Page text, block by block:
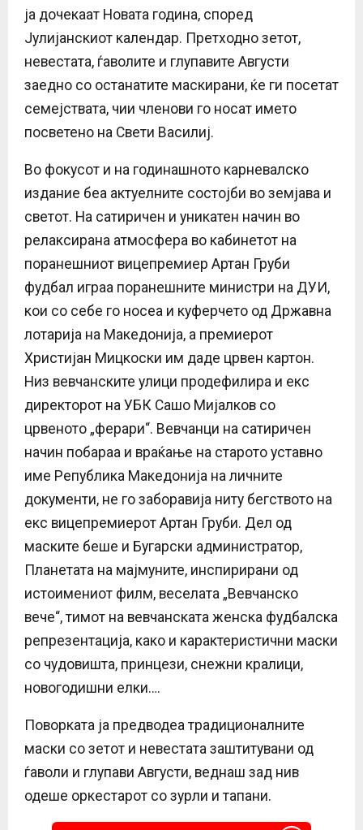
ја дочекаат Новата година, според
Јулијанскиот календар. Претходно зетот,
невестата, ѓаволите и глупавите Августи
заедно со останатите маскирани, ќе ги посетат
семејствата, чии членови го носат името
посветено на Свети Василиј.
Во фокусот и на годинашното карневалско
издание беа актуелните состојби во земјава и
светот. На сатиричен и уникатен начин во
релаксирана атмосфера во кабинетот на
поранешниот вицепремиер Артан Груби
фудбал играа поранешните министри на ДУИ,
кои со себе го носеа и куферчето од Државна
лотарија на Македонија, а премиерот
Христијан Мицкоски им даде црвен картон.
Низ вевчанските улици продефилира и екс
директорот на УБК Сашо Мијалков со
црвеното „ферари“. Вевчанци на сатиричен
начин побараа и враќање на старото уставно
име Република Македонија на личните
документи, не го заборавија ниту бегството на
екс вицепремиерот Артан Груби. Дел од
маските беше и Бугарски администратор,
Планетата на мајмуните, инспирирани од
истоимениот филм, веселата „Вевчанско
вече“, тимот на вевчанската женска фудбалска
репрезентација, како и карактеристични маски
со чудовишта, принцези, снежни кралици,
новогодишни елки….
Поворката ја предводеа традиционалните
маски со зетот и невестата заштитувани од
ѓаволи и глупави Августи, веднаш зад нив
одеше оркестарот со зурли и тапани.